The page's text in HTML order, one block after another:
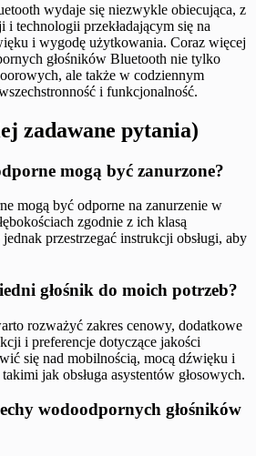
wydaje się niezwykle obiecująca, z
technologii przekładającym się na
i wygodę użytkowania. Coraz więcej
głośników Bluetooth nie tylko
ale także w codziennym
i funkcjonalność.
zadawane pytania)
mogą być zanurzone?
mogą być odporne na zanurzenie w
zgodnie z ich klasą
przestrzegać instrukcji obsługi, aby
głośnik do moich potrzeb?
rozważyć zakres cenowy, dodatkowe
i preferencje dotyczące jakości
się nad mobilnością, mocą dźwięku i
jak obsługa asystentów głosowych.
wodoodpornych głośników